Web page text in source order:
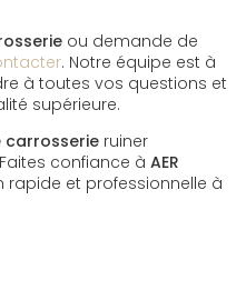
ou demande de
. Notre équipe est à
à toutes vos questions et
supérieure.
carrosserie ruiner
confiance à AER
rapide et professionnelle à